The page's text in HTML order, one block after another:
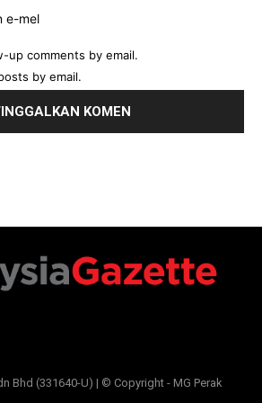
e-mel
up comments by email.
by email.
Bhd (331640-U) | © Copyright - MG Perak